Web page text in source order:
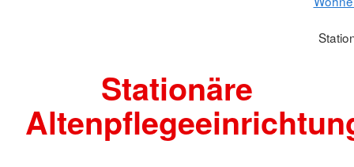
Stationäre